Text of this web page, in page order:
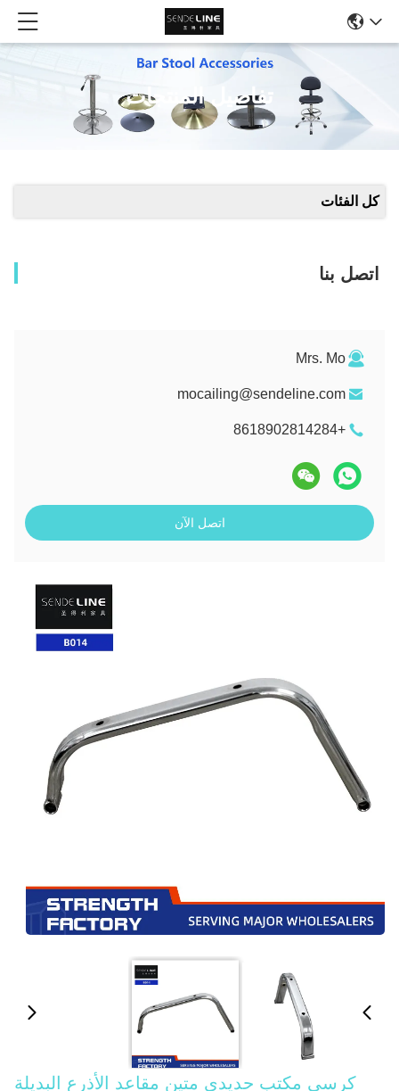
تفاصيل المنتجات
كل الفئات
اتصل بنا
Mrs. Mo
mocailing@sendeline.com
+8618902814284
اتصل الآن
كرسي مكتب حديدي متين مقاعد الأذرع البديلة